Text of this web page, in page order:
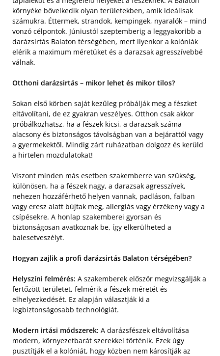
környéke bővelkedik olyan területekben, amik ideálisak
számukra. Éttermek, strandok, kempingek, nyaralók – mind
vonzó célpontok. Júniustól szeptemberig a leggyakoribb a
darázsirtás Balaton térségében, mert ilyenkor a kolóniák
elérik a maximum méretüket és a darazsak agresszívebbé
válnak.
Otthoni darázsirtás – mikor lehet és mikor tilos?
Sokan első körben saját kezűleg próbálják meg a fészket
eltávolítani, de ez gyakran veszélyes. Otthon csak akkor
próbálkozhatsz, ha a fészek kicsi, a darazsak száma
alacsony és biztonságos távolságban van a bejárattól vagy
a gyermekektől. Mindig zárt ruházatban dolgozz és kerüld
a hirtelen mozdulatokat!
Viszont minden más esetben szakemberre van szükség,
különösen, ha a fészek nagy, a darazsak agresszívek,
nehezen hozzáférhető helyen vannak, padláson, falban
vagy eresz alatt bújtak meg, allergiás vagy érzékeny vagy a
csípésekre. A honlap szakemberei gyorsan és
biztonságosan avatkoznak be, így elkerülheted a
balesetveszélyt.
Hogyan zajlik a profi darázsirtás Balaton térségében?
Helyszíni felmérés: A szakemberek először megvizsgálják a
fertőzött területet, felmérik a fészek méretét és
elhelyezkedését. Ez alapján választják ki a
legbiztonságosabb technológiát.
Modern irtási módszerek: A darázsfészek eltávolítása
modern, környezetbarát szerekkel történik. Ezek úgy
pusztítják el a kolóniát, hogy közben nem károsítják az